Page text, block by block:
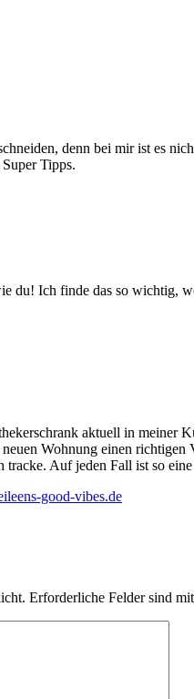
denn bei mir ist es
Tipps.
du! Ich finde das so wichtig,
aktuell in meiner
Wohnung einen
tracke. Auf jeden Fall ist so
good-vibes.de
Erforderliche Felder sind mit